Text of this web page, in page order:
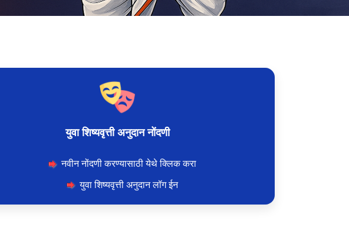
युवा शिष्यवृत्ती अनुदान नोंदणी
नवीन नोंदणी करण्यासाठी येथे क्लिक करा
युवा शिष्यवृत्ती अनुदान लॉग ईन